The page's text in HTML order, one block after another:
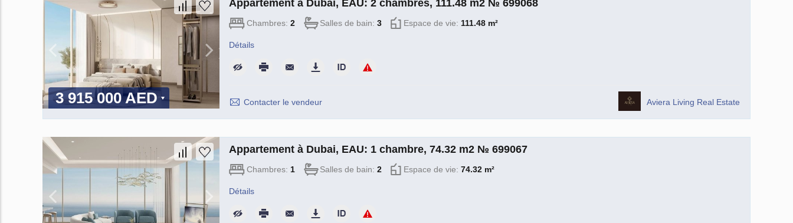
3 915 000 AED
Appartement à Dubai, EAU: 2 chambres, 111.48 m2 № 699068
Chambres: 2 Salles de bain: 3 Espace de vie: 111.48 m²
Détails
Contacter le vendeur Aviera Living Real Estate
Appartement à Dubai, EAU: 1 chambre, 74.32 m2 № 699067
Chambres: 1 Salles de bain: 2 Espace de vie: 74.32 m²
Détails